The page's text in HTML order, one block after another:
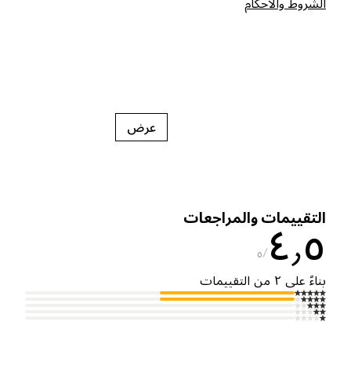
والأحكام
عرض
والمراجعات
٥
على ٢ من التقييمات